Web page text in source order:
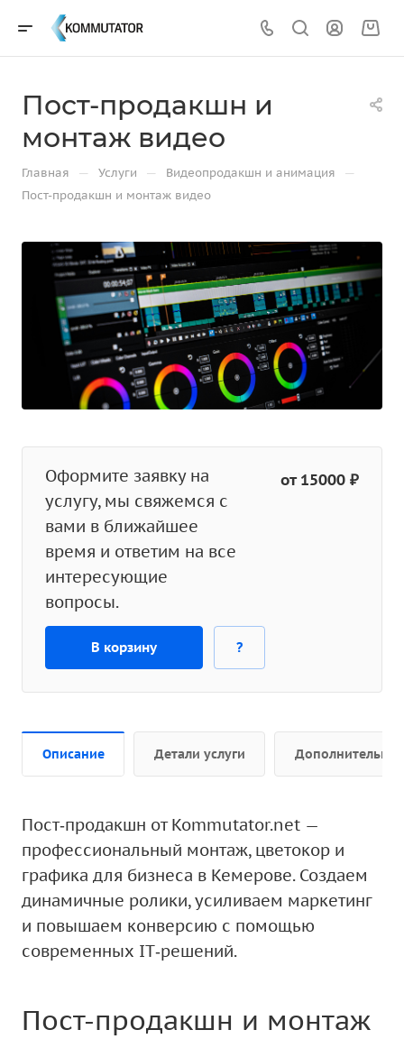
Пост-продакшн и
монтаж видео
Главная — Услуги — Видеопродакшн и анимация —
Пост-продакшн и монтаж видео
Оформите заявку на
услугу, мы свяжемся с
вами в ближайшее
время и ответим на все
интересующие
вопросы.
от 15000 ₽
В корзину ?
Описание Детали услуги Дополнительно
Пост‑продакшн от Kommutator.net —
профессиональный монтаж, цветокор и
графика для бизнеса в Кемерове. Создаем
динамичные ролики, усиливаем маркетинг
и повышаем конверсию с помощью
современных IT‑решений.
Пост-продакшн и монтаж